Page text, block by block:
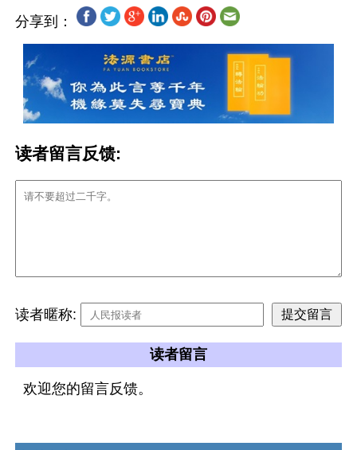
分享到：
读者留言反馈:
读者暱称:
读者留言
欢迎您的留言反馈。